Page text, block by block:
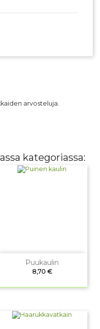
arvosteluja.
kategoriassa:
Puukaulin
Hinta
8,70 €